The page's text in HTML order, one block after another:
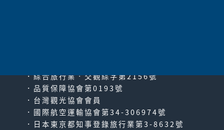
．綜合旅行業‧交觀綜字第2156號
．品質保障協會第0193號
．台灣觀光協會會員
．國際航空運輸協會第34-306974號
．日本東京都知事登錄旅行業第3-8632號